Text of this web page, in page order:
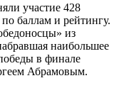
участие 428
баллам и рейтингу.
из
наибольшее
в финале
Абрамовым.